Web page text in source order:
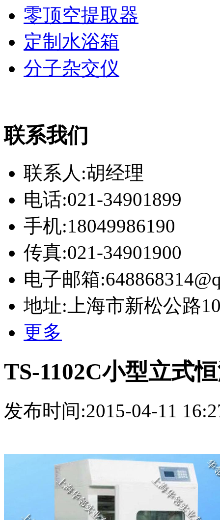
零顶空提取器
定制水浴箱
分子杂交仪
联系我们
联系人:胡经理
电话:021-34901899
手机:18049986190
传真:021-34901900
电子邮箱
地址:上海市新松公路
更多
TS-1102C小型立式
发布时间:2015-04-11